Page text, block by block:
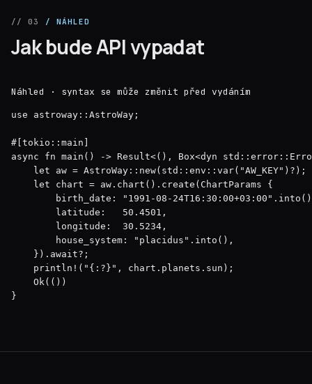
// 03 / NÁHLED
Jak bude API vypadat
Náhled · syntax se může změnit před vydáním
use astroway::AstroWay;
#[tokio::main]
async fn main() -> Result<(), Box<dyn
    let aw = AstroWay::new(std::env::var("AW_KEY")?);
    let chart = aw.chart().create(ChartParams {
birth_date: "1991-08-
        latitude:   50.4501,
        longitude:  30.5234,
        house_system: "placidus".into(),
    }).await?;
    println!("{:?}", chart.planets.sun);
    Ok(())
}